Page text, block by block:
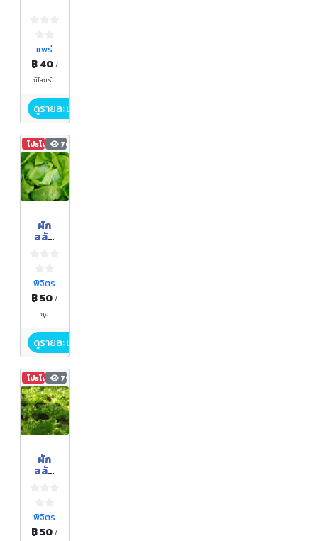
แพร่
฿ 40 /
กิโลกรัม
ดูรายละเอียด
โปรโมชัน762
ผัก
สลัด
เฮด"
พิจิตร
฿ 50/
ถุง
ดูรายละเอียด
โปรโมชัน793
ผัก
สลัด
ไอซ์
เบิร์ก"
พิจิตร
฿ 50/